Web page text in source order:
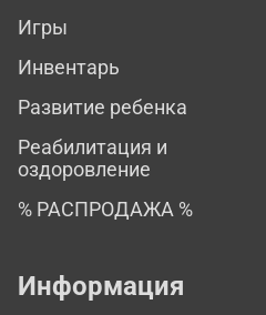
Игры
Инвентарь
Развитие ребенка
Реабилитация и
оздоровление
% РАСПРОДАЖА %
Информация